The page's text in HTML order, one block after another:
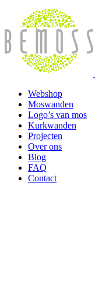
Webshop
Moswanden
Logo’s van mos
Kurkwanden
Projecten
Over ons
Blog
FAQ
Contact